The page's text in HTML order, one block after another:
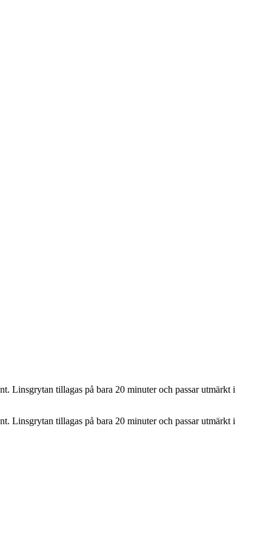
Linsgrytan tillagas på bara 20 minuter och passar utmärkt i
Linsgrytan tillagas på bara 20 minuter och passar utmärkt i